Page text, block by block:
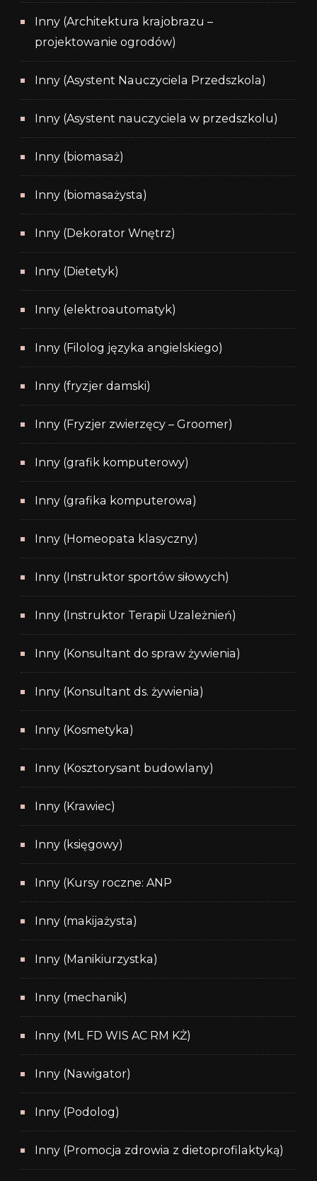
Inny (Architektura krajobrazu –
projektowanie ogrodów)
Inny (Asystent Nauczyciela Przedszkola)
Inny (Asystent nauczyciela w przedszkolu)
Inny (biomasaż)
Inny (biomasażysta)
Inny (Dekorator Wnętrz)
Inny (Dietetyk)
Inny (elektroautomatyk)
Inny (Filolog języka angielskiego)
Inny (fryzjer damski)
Inny (Fryzjer zwierzęcy – Groomer)
Inny (grafik komputerowy)
Inny (grafika komputerowa)
Inny (Homeopata klasyczny)
Inny (Instruktor sportów siłowych)
Inny (Instruktor Terapii Uzależnień)
Inny (Konsultant do spraw żywienia)
Inny (Konsultant ds. żywienia)
Inny (Kosmetyka)
Inny (Kosztorysant budowlany)
Inny (Krawiec)
Inny (księgowy)
Inny (Kursy roczne: ANP
Inny (makijażysta)
Inny (Manikiurzystka)
Inny (mechanik)
Inny (ML FD WIS AC RM KŻ)
Inny (Nawigator)
Inny (Podolog)
Inny (Promocja zdrowia z dietoprofilaktyką)